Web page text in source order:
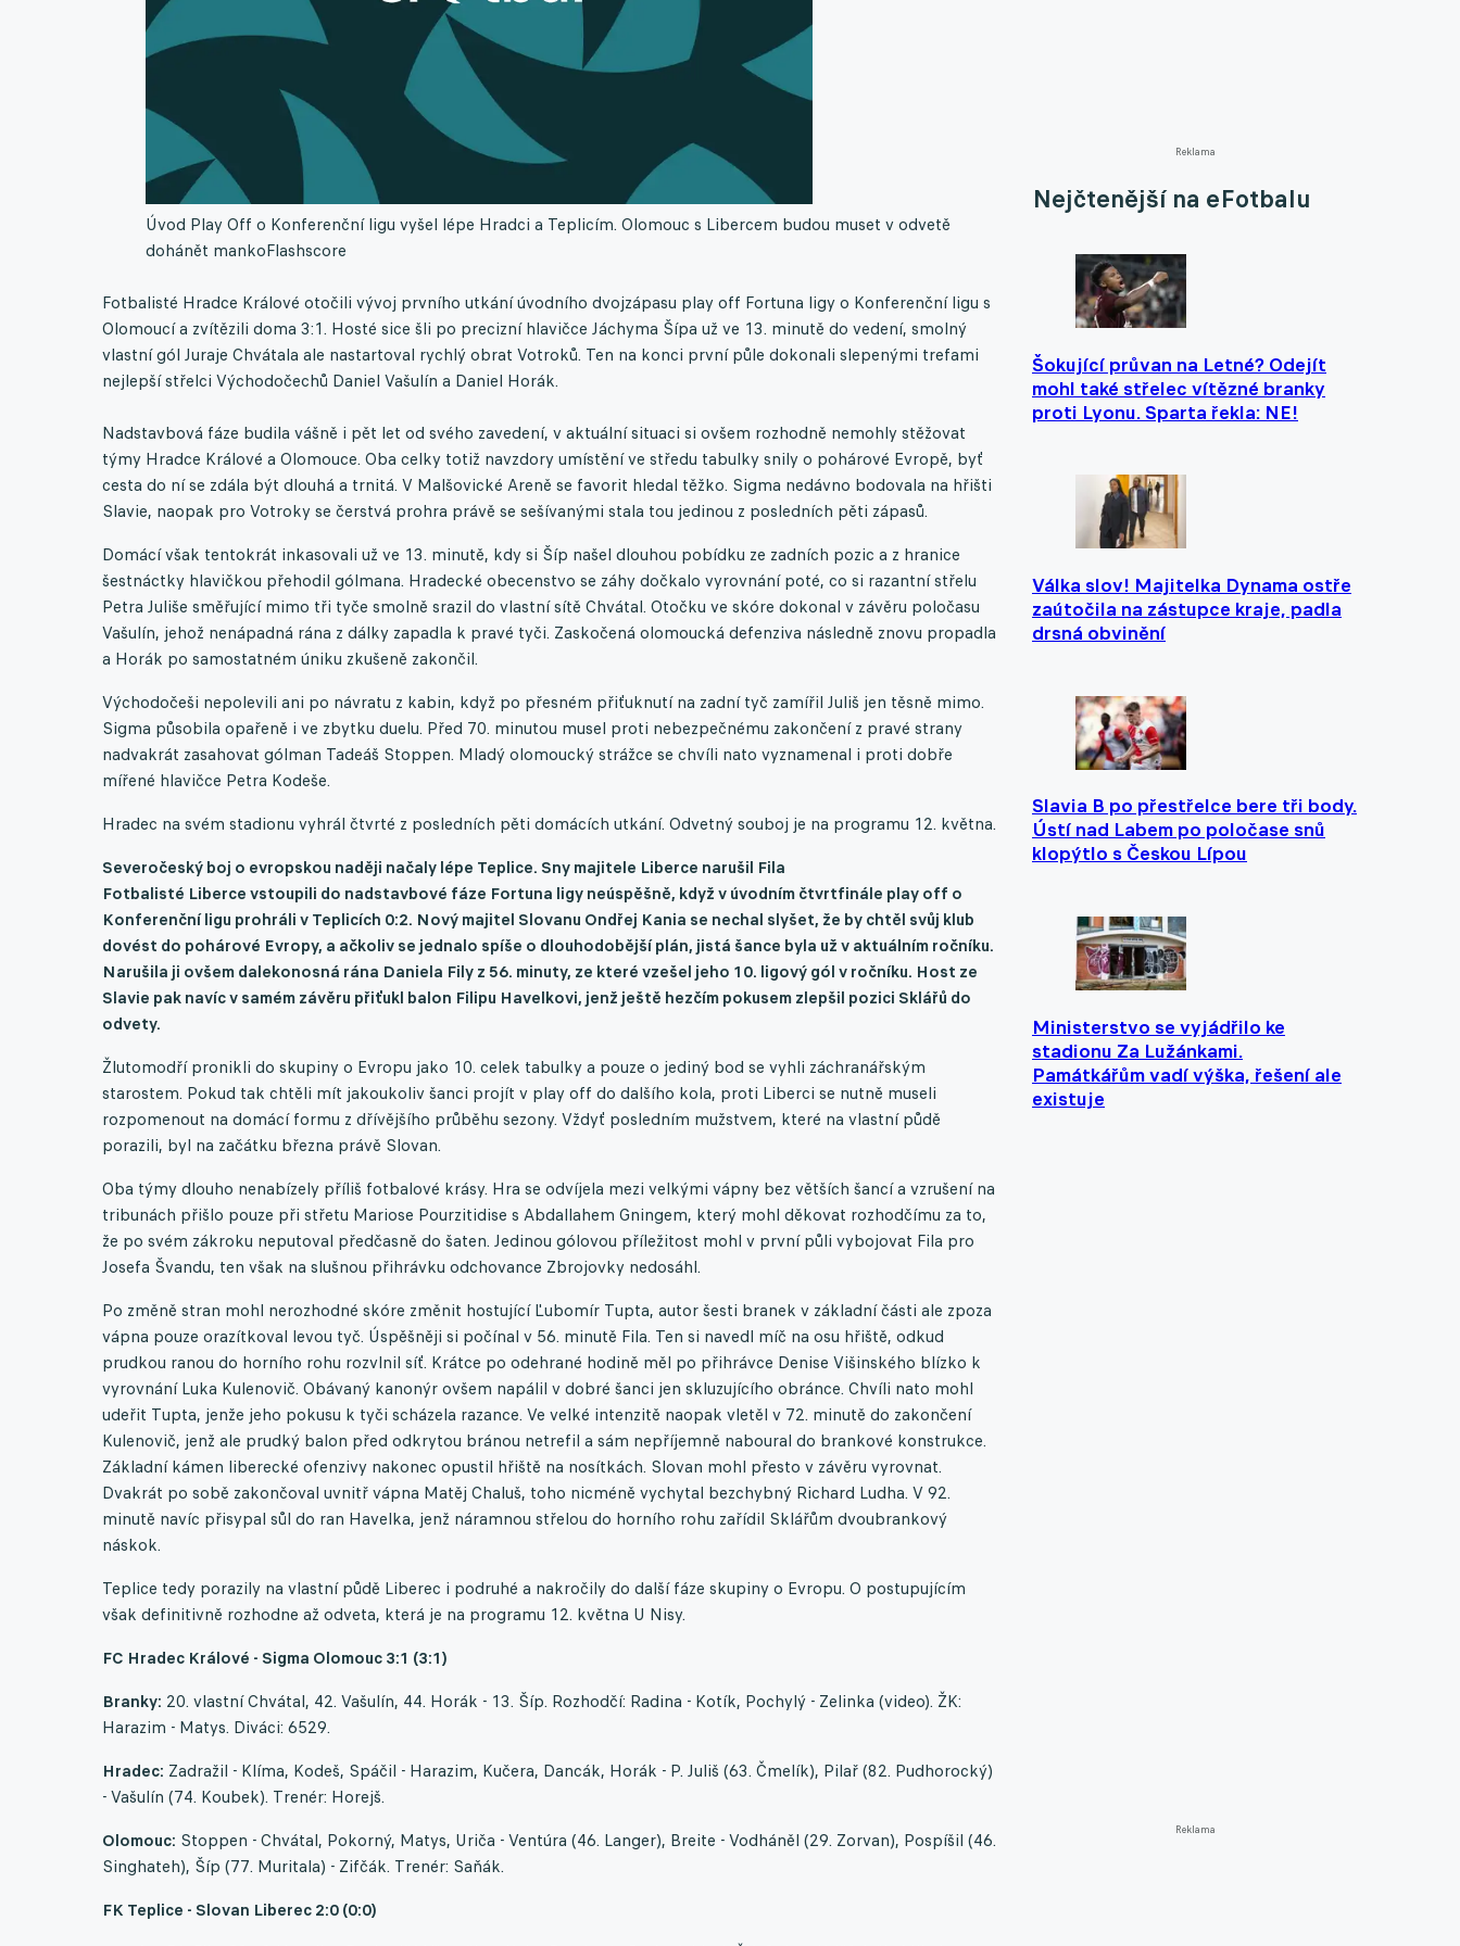
Reklama
Nejčtenější na eFotbalu
Šokující průvan na Letné? Odejít
mohl také střelec vítězné branky
proti Lyonu. Sparta řekla: NE!
Válka slov! Majitelka Dynama ostře
zaútočila na zástupce kraje, padla
drsná obvinění
Slavia B po přestřelce bere tři body.
Ústí nad Labem po poločase snů
klopýtlo s Českou Lípou
Ministerstvo se vyjádřilo ke
stadionu Za Lužánkami.
Památkářům vadí výška, řešení ale
existuje
Reklama
Úvod Play Off o Konferenční ligu vyšel lépe Hradci a Teplicím. Olomouc s Libercem budou muset v odvetě
dohánět mankoFlashscore
Fotbalisté Hradce Králové otočili vývoj prvního utkání úvodního dvojzápasu play off Fortuna ligy o Konferenční ligu s
Olomoucí a zvítězili doma 3:1. Hosté sice šli po precizní hlavičce Jáchyma Šípa už ve 13. minutě do vedení, smolný
vlastní gól Juraje Chvátala ale nastartoval rychlý obrat Votroků. Ten na konci první půle dokonali slepenými trefami
nejlepší střelci Východočechů Daniel Vašulín a Daniel Horák.
Nadstavbová fáze budila vášně i pět let od svého zavedení, v aktuální situaci si ovšem rozhodně nemohly stěžovat
týmy Hradce Králové a Olomouce. Oba celky totiž navzdory umístění ve středu tabulky snily o pohárové Evropě, byť
cesta do ní se zdála být dlouhá a trnitá. V Malšovické Areně se favorit hledal těžko. Sigma nedávno bodovala na hřišti
Slavie, naopak pro Votroky se čerstvá prohra právě se sešívanými stala tou jedinou z posledních pěti zápasů.
Domácí však tentokrát inkasovali už ve 13. minutě, kdy si Šíp našel dlouhou pobídku ze zadních pozic a z hranice
šestnáctky hlavičkou přehodil gólmana. Hradecké obecenstvo se záhy dočkalo vyrovnání poté, co si razantní střelu
Petra Juliše směřující mimo tři tyče smolně srazil do vlastní sítě Chvátal. Otočku ve skóre dokonal v závěru poločasu
Vašulín, jehož nenápadná rána z dálky zapadla k pravé tyči. Zaskočená olomoucká defenziva následně znovu propadla
a Horák po samostatném úniku zkušeně zakončil.
Východočeši nepolevili ani po návratu z kabin, když po přesném přiťuknutí na zadní tyč zamířil Juliš jen těsně mimo.
Sigma působila opařeně i ve zbytku duelu. Před 70. minutou musel proti nebezpečnému zakončení z pravé strany
nadvakrát zasahovat gólman Tadeáš Stoppen. Mladý olomoucký strážce se chvíli nato vyznamenal i proti dobře
mířené hlavičce Petra Kodeše.
Hradec na svém stadionu vyhrál čtvrté z posledních pěti domácích utkání. Odvetný souboj je na programu 12. května.
Severočeský boj o evropskou naději načaly lépe Teplice. Sny majitele Liberce narušil Fila
Fotbalisté Liberce vstoupili do nadstavbové fáze Fortuna ligy neúspěšně, když v úvodním čtvrtfinále play off o
Konferenční ligu prohráli v Teplicích 0:2. Nový majitel Slovanu Ondřej Kania se nechal slyšet, že by chtěl svůj klub
dovést do pohárové Evropy, a ačkoliv se jednalo spíše o dlouhodobější plán, jistá šance byla už v aktuálním ročníku.
Narušila ji ovšem dalekonosná rána Daniela Fily z 56. minuty, ze které vzešel jeho 10. ligový gól v ročníku. Host ze
Slavie pak navíc v samém závěru přiťukl balon Filipu Havelkovi, jenž ještě hezčím pokusem zlepšil pozici Sklářů do
odvety.
Žlutomodří pronikli do skupiny o Evropu jako 10. celek tabulky a pouze o jediný bod se vyhli záchranářským
starostem. Pokud tak chtěli mít jakoukoliv šanci projít v play off do dalšího kola, proti Liberci se nutně museli
rozpomenout na domácí formu z dřívějšího průběhu sezony. Vždyť posledním mužstvem, které na vlastní půdě
porazili, byl na začátku března právě Slovan.
Oba týmy dlouho nenabízely příliš fotbalové krásy. Hra se odvíjela mezi velkými vápny bez větších šancí a vzrušení na
tribunách přišlo pouze při střetu Mariose Pourzitidise s Abdallahem Gningem, který mohl děkovat rozhodčímu za to,
že po svém zákroku neputoval předčasně do šaten. Jedinou gólovou příležitost mohl v první půli vybojovat Fila pro
Josefa Švandu, ten však na slušnou přihrávku odchovance Zbrojovky nedosáhl.
Po změně stran mohl nerozhodné skóre změnit hostující Ľubomír Tupta, autor šesti branek v základní části ale zpoza
vápna pouze orazítkoval levou tyč. Úspěšněji si počínal v 56. minutě Fila. Ten si navedl míč na osu hřiště, odkud
prudkou ranou do horního rohu rozvlnil síť. Krátce po odehrané hodině měl po přihrávce Denise Višinského blízko k
vyrovnání Luka Kulenovič. Obávaný kanonýr ovšem napálil v dobré šanci jen skluzujícího obránce. Chvíli nato mohl
udeřit Tupta, jenže jeho pokusu k tyči scházela razance. Ve velké intenzitě naopak vletěl v 72. minutě do zakončení
Kulenovič, jenž ale prudký balon před odkrytou bránou netrefil a sám nepříjemně naboural do brankové konstrukce.
Základní kámen liberecké ofenzivy nakonec opustil hřiště na nosítkách. Slovan mohl přesto v závěru vyrovnat.
Dvakrát po sobě zakončoval uvnitř vápna Matěj Chaluš, toho nicméně vychytal bezchybný Richard Ludha. V 92.
minutě navíc přisypal sůl do ran Havelka, jenž náramnou střelou do horního rohu zařídil Sklářům dvoubrankový
náskok.
Teplice tedy porazily na vlastní půdě Liberec i podruhé a nakročily do další fáze skupiny o Evropu. O postupujícím
však definitivně rozhodne až odveta, která je na programu 12. května U Nisy.
FC Hradec Králové - Sigma Olomouc 3:1 (3:1)
Branky: 20. vlastní Chvátal, 42. Vašulín, 44. Horák - 13. Šíp. Rozhodčí: Radina - Kotík, Pochylý - Zelinka (video). ŽK:
Harazim - Matys. Diváci: 6529.
Hradec: Zadražil - Klíma, Kodeš, Spáčil - Harazim, Kučera, Dancák, Horák - P. Juliš (63. Čmelík), Pilař (82. Pudhorocký)
- Vašulín (74. Koubek). Trenér: Horejš.
Olomouc: Stoppen - Chvátal, Pokorný, Matys, Uriča - Ventúra (46. Langer), Breite - Vodháněl (29. Zorvan), Pospíšil (46.
Singhateh), Šíp (77. Muritala) - Zifčák. Trenér: Saňák.
FK Teplice - Slovan Liberec 2:0 (0:0)